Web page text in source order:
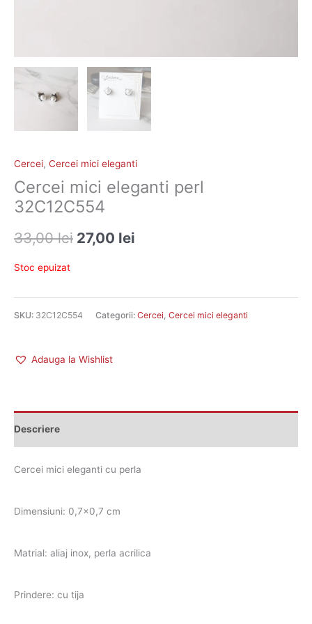
Cercei, Cercei mici eleganti
Cercei mici eleganti perl
32C12C554
33,00lei 27,00 lei
Stoc epuizat
SKU: 32C12C554 Categorii: Cercei, Cercei mici eleganti
Adauga la Wishlist
Descriere
Cercei mici eleganti cu perla
Dimensiuni: 0,7×0,7 cm
Matrial: aliaj inox, perla acrilica
Prindere: cu tija